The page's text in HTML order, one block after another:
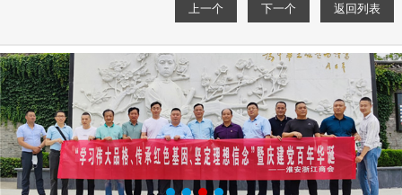
上一个 下一个 返回列表